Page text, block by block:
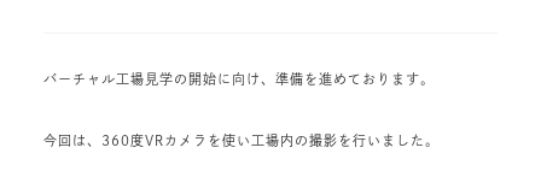
バーチャル工場見学の開始に向け、準備を進めております。
今回は、360度VRカメラを使い工場内の撮影を行いました。